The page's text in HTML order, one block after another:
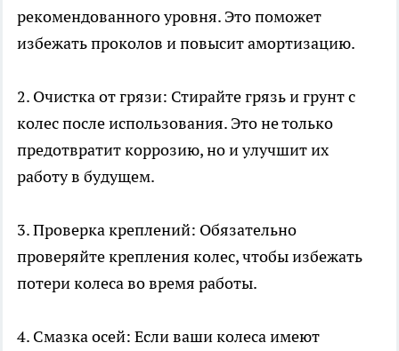
рекомендованного уровня. Это поможет
избежать проколов и повысит амортизацию.
2. Очистка от грязи: Стирайте грязь и грунт с
колес после использования. Это не только
предотвратит коррозию, но и улучшит их
работу в будущем.
3. Проверка креплений: Обязательно
проверяйте крепления колес, чтобы избежать
потери колеса во время работы.
4. Смазка осей: Если ваши колеса имеют